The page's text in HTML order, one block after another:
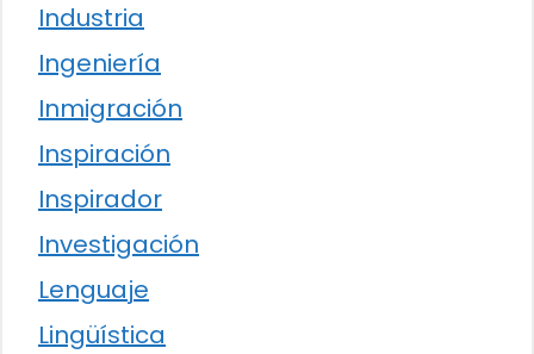
Industria
Ingeniería
Inmigración
Inspiración
Inspirador
Investigación
Lenguaje
Lingüística